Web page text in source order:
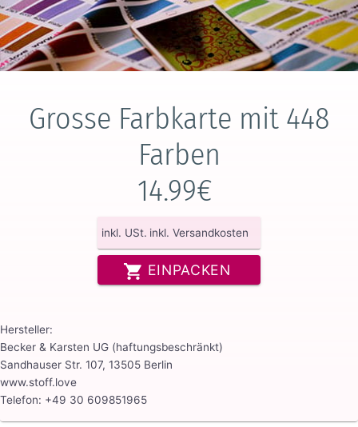
Grosse Farbkarte mit 448
Farben
14.99€
inkl. USt. inkl. Versandkosten
EINPACKEN
Hersteller:
Becker & Karsten UG (haftungsbeschränkt)
Sandhauser Str. 107, 13505 Berlin
www.stoff.love
Telefon: +49 30 609851965